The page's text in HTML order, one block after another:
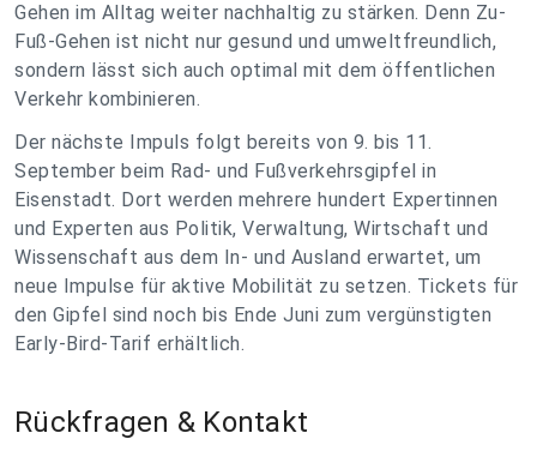
Gehen im Alltag weiter nachhaltig zu stärken. Denn Zu-
Fuß-Gehen ist nicht nur gesund und umweltfreundlich,
sondern lässt sich auch optimal mit dem öffentlichen
Verkehr kombinieren.
Der nächste Impuls folgt bereits von 9. bis 11.
September beim Rad- und Fußverkehrsgipfel in
Eisenstadt. Dort werden mehrere hundert Expertinnen
und Experten aus Politik, Verwaltung, Wirtschaft und
Wissenschaft aus dem In- und Ausland erwartet, um
neue Impulse für aktive Mobilität zu setzen. Tickets für
den Gipfel sind noch bis Ende Juni zum vergünstigten
Early-Bird-Tarif erhältlich.
Rückfragen & Kontakt